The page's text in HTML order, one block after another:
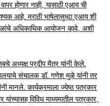
होणार नाही, यासाठी एआय ची
आहे. मराठी भाषेलासुध्दा एआय शी
अधिकाधिक आयोजन व्हावे, अशी
अध्यक्ष प्रदीप मैत्र यांनी केले.
संचालक डॉ. गणेश मुळे यांनी तर
मानले. कार्यक्रमाला ज्येष्ठ पत्रकार
विविध माध्यमातील पत्रकार,